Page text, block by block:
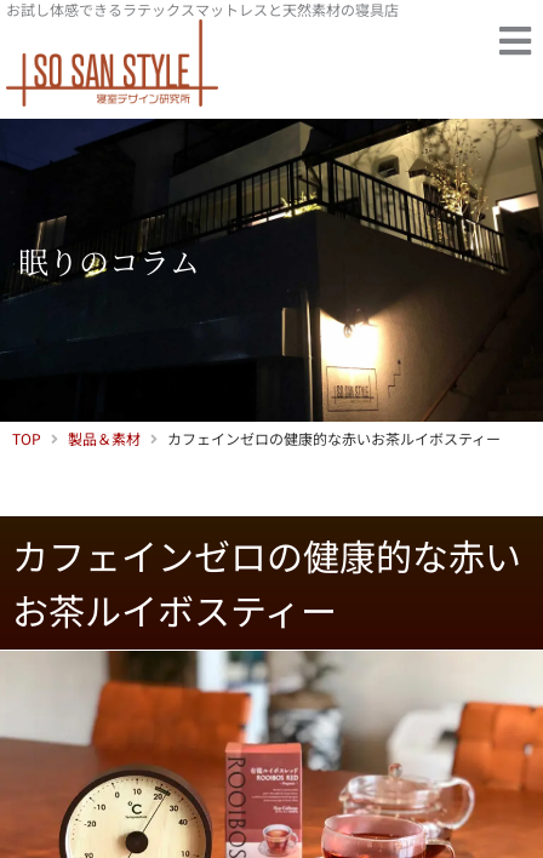
内
を
ス
お試し体感できるラテックスマットレスと天然素材の寝具店
眠りのコラム
TOP 製品＆素材 カフェインゼロの健康的な赤いお茶ルイボスティー
カフェインゼロの健康的な赤い
お茶ルイボスティー